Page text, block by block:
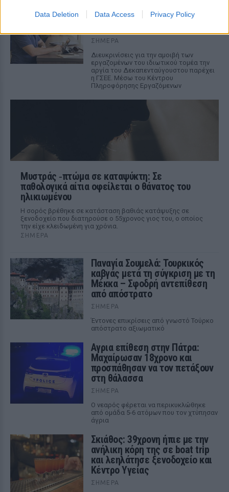
Data Deletion Data Access Privacy Policy
Δεκαπενταύγουστος: Πώς
αμείβεται η εργασία την αργία
ΣΉΜΕΡΑ
Διευκρινίσεις για την αμοιβή των
εργαζομένων του ιδιωτικού τομέα την
αργία του Δεκαπενταύγουστου παρέχει
η ΓΣΕΕ. Μέσω του Κέντρου
Πληροφόρησης Εργαζόμενων
Μυστράς ‑πτώμα σε καταψύκτη: Σε
παθολογικά αίτια οφείλεται ο θάνατος του
ηλικιωμένου
Η σορός βρέθηκε σε κατάσταση βαθιάς κατάψυξης σε
ξενοδοχείο που διατηρούσε ο 55χρονος γιος του, ο οποίος
την είχε κλειδωμένη για χρόνια.
ΣΉΜΕΡΑ
Παναγία Σουμελά: Τουρκικός
καβγάς μετά τη σύγκριση με τη
Μέκκα – Σφοδρή αντεπίθεση
από απόστρατο
ΣΉΜΕΡΑ
Έντονες επικρίσεις από γνωστό Τούρκο
απόστρατο αξιωματικό
Αγρια επίθεση στην Πάτρα:
Μαχαίρωσαν 18χρονο και
προσπάθησαν να τον πετάξουν
στη θάλασσα
ΣΉΜΕΡΑ
Ο νεαρός φέρεται να περικυκλώθηκε
από ομάδα 5-6 ατόμων που τον χτύπησαν
άγρια
Σκιάθος: 39χρονη ήπιε με την
ανήλικη κόρη της σε boat trip
και λεηλάτησε ξενοδοχείο και
Κέντρο Υγείας
ΣΉΜΕΡΑ